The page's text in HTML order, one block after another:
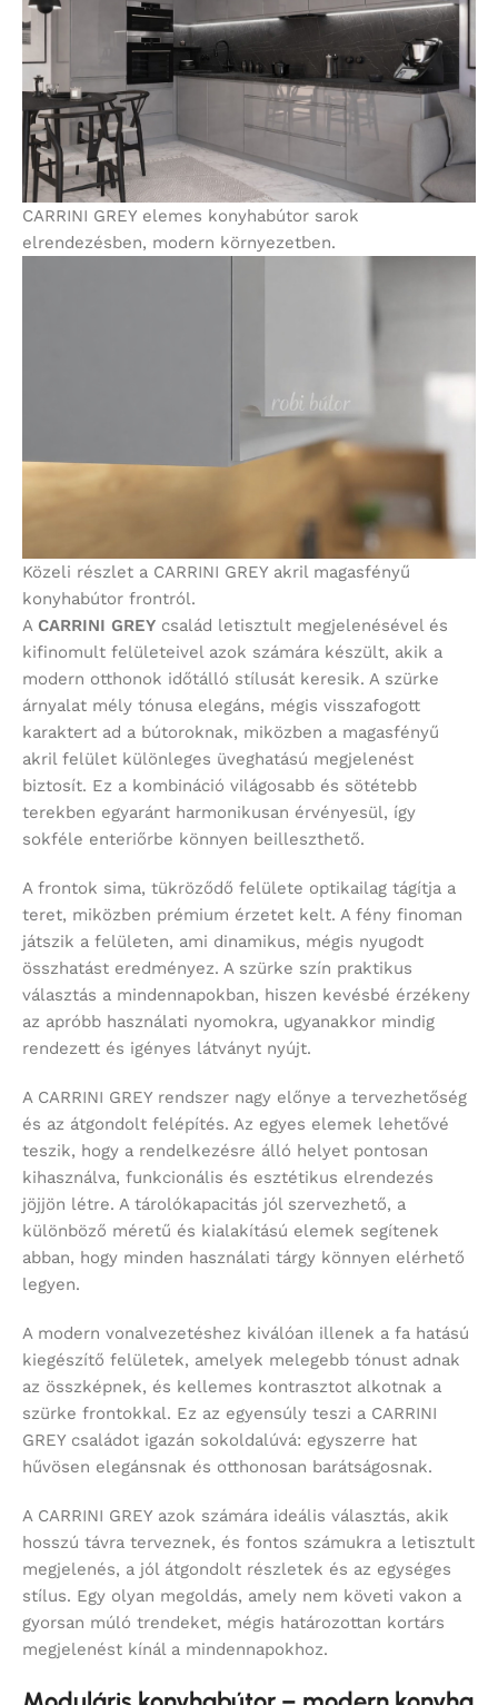
CARRINI GREY elemes konyhabútor sarok
elrendezésben, modern környezetben.
Közeli részlet a CARRINI GREY akril magasfényű
konyhabútor frontról.
A CARRINI GREY család letisztult megjelenésével és
kifinomult felületeivel azok számára készült, akik a
modern otthonok időtálló stílusát keresik. A szürke
árnyalat mély tónusa elegáns, mégis visszafogott
karaktert ad a bútoroknak, miközben a magasfényű
akril felület különleges üveghatású megjelenést
biztosít. Ez a kombináció világosabb és sötétebb
terekben egyaránt harmonikusan érvényesül, így
sokféle enteriőrbe könnyen beilleszthető.
A frontok sima, tükröződő felülete optikailag tágítja a
teret, miközben prémium érzetet kelt. A fény finoman
játszik a felületen, ami dinamikus, mégis nyugodt
összhatást eredményez. A szürke szín praktikus
választás a mindennapokban, hiszen kevésbé érzékeny
az apróbb használati nyomokra, ugyanakkor mindig
rendezett és igényes látványt nyújt.
A CARRINI GREY rendszer nagy előnye a tervezhetőség
és az átgondolt felépítés. Az egyes elemek lehetővé
teszik, hogy a rendelkezésre álló helyet pontosan
kihasználva, funkcionális és esztétikus elrendezés
jöjjön létre. A tárolókapacitás jól szervezhető, a
különböző méretű és kialakítású elemek segítenek
abban, hogy minden használati tárgy könnyen elérhető
legyen.
A modern vonalvezetéshez kiválóan illenek a fa hatású
kiegészítő felületek, amelyek melegebb tónust adnak
az összképnek, és kellemes kontrasztot alkotnak a
szürke frontokkal. Ez az egyensúly teszi a CARRINI
GREY családot igazán sokoldalúvá: egyszerre hat
hűvösen elegánsnak és otthonosan barátságosnak.
A CARRINI GREY azok számára ideális választás, akik
hosszú távra terveznek, és fontos számukra a letisztult
megjelenés, a jól átgondolt részletek és az egységes
stílus. Egy olyan megoldás, amely nem követi vakon a
gyorsan múló trendeket, mégis határozottan kortárs
megjelenést kínál a mindennapokhoz.